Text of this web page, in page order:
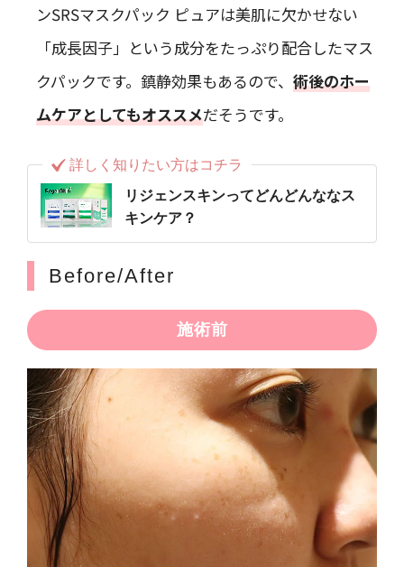
ンSRSマスクパック ピュアは美肌に欠かせない
「成長因子」という成分をたっぷり配合したマス
クパックです。鎮静効果もあるので、 術後のホー
ムケアとしてもオススメだそうです。
詳しく知りたい方はコチラ
リジェンスキンってどんどんななス
キンケア？
Before/After
施術前